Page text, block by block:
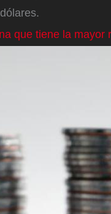
que tiene la mayor